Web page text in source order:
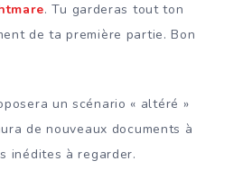
. Tu garderas tout ton
de ta première partie. Bon
un scénario « altéré »
de nouveaux documents à
inédites à regarder.